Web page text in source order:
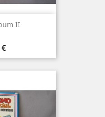
II